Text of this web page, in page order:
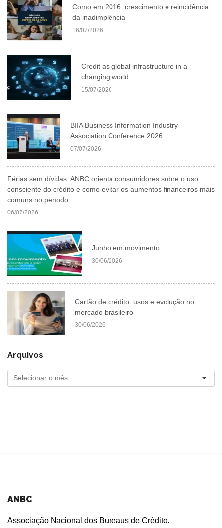
Como em 2016: crescimento e reincidência
da inadimplência
16/07/2026
Credit as global infrastructure in a
changing world
15/07/2026
BIIA Business Information Industry
Association Conference 2026
07/07/2026
Férias sem dívidas: ANBC orienta consumidores sobre o uso
consciente do crédito e como evitar os aumentos financeiros mais
comuns no período
06/07/2026
Junho em movimento
30/06/2026
Cartão de crédito: usos e evolução no
mercado brasileiro
30/06/2026
Arquivos
ANBC
Associação Nacional dos Bureaus de Crédito.